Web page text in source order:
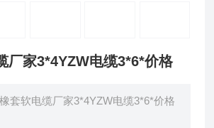
厂家3*4YZW电缆3*6*价格
套软电缆厂家3*4YZW电缆3*6*价格